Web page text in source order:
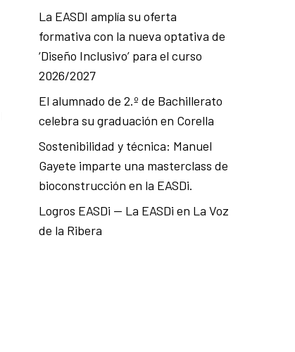
La EASDI amplía su oferta
formativa con la nueva optativa de
‘Diseño Inclusivo’ para el curso
2026/2027
El alumnado de 2.º de Bachillerato
celebra su graduación en Corella
Sostenibilidad y técnica: Manuel
Gayete imparte una masterclass de
bioconstrucción en la EASDi.
Logros EASDi — La EASDi en La Voz
de la Ribera